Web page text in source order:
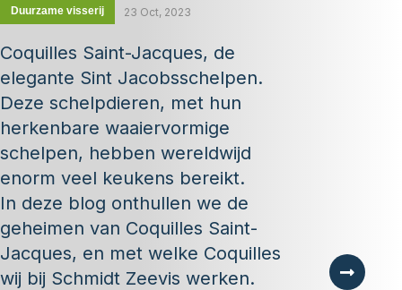
Duurzame visserij 23 Oct, 2023
Coquilles Saint-Jacques, de
elegante Sint Jacobsschelpen.
Deze schelpdieren, met hun
herkenbare waaiervormige
schelpen, hebben wereldwijd
enorm veel keukens bereikt.
In deze blog onthullen we de
geheimen van Coquilles Saint-
Jacques, en met welke Coquilles
wij bij Schmidt Zeevis werken.